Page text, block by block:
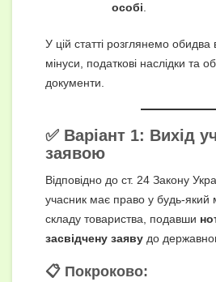
особі
У цій статті розглянемо
мінуси, податкові наслідки та
документи.
✅ Варіант 1: Вихід
заявою
Відповідно до ст. 24 Закону
учасник має право у будь-який
складу товариства, подавши
засвідчену заяву до
📋 Покроково: